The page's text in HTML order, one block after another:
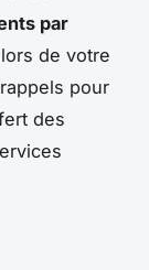
par
de votre
pour
des